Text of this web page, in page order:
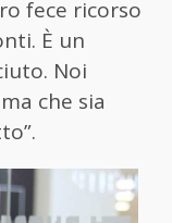
fece ricorso
È un
Noi
che sia